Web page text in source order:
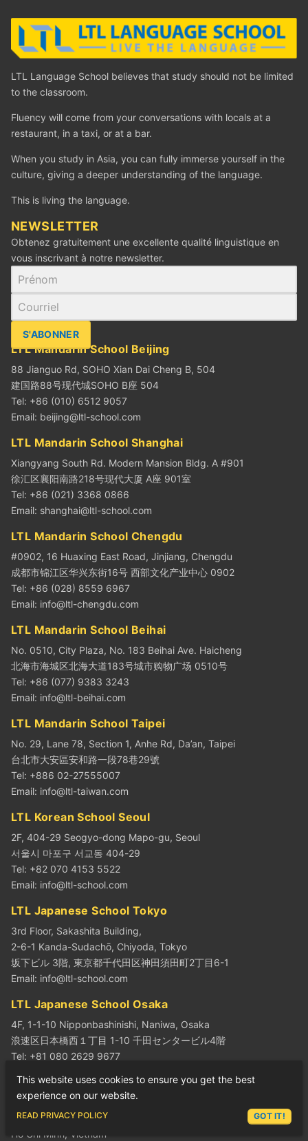
LTL Language School believes that study should not be limited
to the classroom.
Fluency will come from your conversations with locals at a
restaurant, in a taxi, or at a bar.
When you study in Asia, you can fully immerse yourself in the
culture, giving a deeper understanding of the language.
This is living the language.
‪NEWSLETTER
Obtenez gratuitement une excellente qualité linguistique en
vous inscrivant à notre newsletter.
S'ABONNER
LTL Mandarin School Beijing
88 Jianguo Rd, SOHO Xian Dai Cheng B, 504
建国路88号现代城SOHO B座 504
Tel: +86 (010) 6512 9057
Email: beijing@ltl-school.com
LTL Mandarin School Shanghai
Xiangyang South Rd. Modern Mansion Bldg. A #901
徐汇区襄阳南路218号现代大厦 A座 901室
Tel: +86 (021) 3368 0866
Email: shanghai@ltl-school.com
LTL Mandarin School Chengdu
#0902, 16 Huaxing East Road, Jinjiang, Chengdu
成都市锦江区华兴东街16号 西部文化产业中心 0902
Tel: +86 (028) 8559 6967
Email: info@ltl-chengdu.com
LTL Mandarin School Beihai
No. 0510, City Plaza, No. 183 Beihai Ave. Haicheng
北海市海城区北海大道183号城市购物广场 0510号
Tel: +86 (077) 9383 3243
Email: info@ltl-beihai.com
LTL Mandarin School Taipei
No. 29, Lane 78, Section 1, Anhe Rd, Da’an, Taipei
台北市大安區安和路一段78巷29號
Tel: +886 02-27555007
Email: info@ltl-taiwan.com
LTL Korean School Seoul
2F, 404-29 Seogyo-dong Mapo-gu, Seoul
서울시 마포구 서교동 404-29
Tel: +82 070 4153 5522
Email: info@ltl-school.com
LTL Japanese School Tokyo
3rd Floor, Sakashita Building,
2-6-1 Kanda-Sudachō, Chiyoda, Tokyo
坂下ビル 3階, 東京都千代田区神田須田町2丁目6-1
Email: info@ltl-school.com
LTL Japanese School Osaka
4F, 1-1-10 Nipponbashinishi, Naniwa, Osaka
浪速区日本橋西１丁目 1-10 千田センタービル4階
Tel: +81 080 2629 9677
LTL Vietnamese School Saigon
9 Nguyễn Hữu Cảnh, Thạnh Mỹ Tây,
Hồ Chí Minh, Vietnam
This website uses cookies to ensure you get the best
experience on our website.
READ PRIVACY POLICY GOT IT!
ASK LEX